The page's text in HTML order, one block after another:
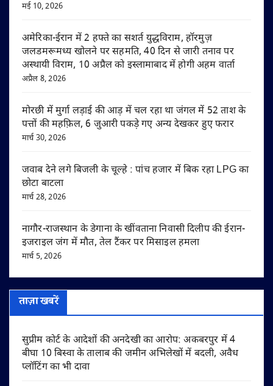
मई 10, 2026
अमेरिका-ईरान में 2 हफ्ते का सशर्त युद्धविराम, हॉरमुज़
जलडमरूमध्य खोलने पर सहमति, 40 दिन से जारी तनाव पर
अस्थायी विराम, 10 अप्रैल को इस्लामाबाद में होगी अहम वार्ता
अप्रैल 8, 2026
मोरछी में मुर्गा लड़ाई की आड़ में चल रहा था जंगल में 52 ताश के
पत्तों की महफ़िल, 6 जुआरी पकड़े गए अन्य देखकर हुए फरार
मार्च 30, 2026
जवाब देने लगे बिजली के चूल्हे : पांच हजार में बिक रहा LPG का
छोटा बाटला
मार्च 28, 2026
नागौर-राजस्थान के डेगाना के खींवताना निवासी दिलीप की ईरान-
इजराइल जंग में मौत, तेल टैंकर पर मिसाइल हमला
मार्च 5, 2026
ताज़ा खबरें
सुप्रीम कोर्ट के आदेशों की अनदेखी का आरोप: अकबरपुर में 4
बीघा 10 बिस्वा के तालाब की जमीन अभिलेखों में बदली, अवैध
प्लॉटिंग का भी दावा